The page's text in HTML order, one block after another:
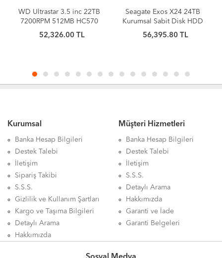
WD Ultrastar 3.5 inc 22TB
7200RPM 512MB HC570
0F48155
WUH722222ALE6L4 Sabit
52,326.00 TL
Seagate Exos X24 24TB
Kurumsal Sabit Disk HDD
SATA 6Gb/s 512MB
Önbellek 7200 RPM 512e
56,395.80 TL
Kurumsal
Banka Hesap Bilgileri
Destek Talebi
İletişim
Sipariş Takibi
S.S.S.
Gizlilik ve Kullanım Şartları
Kargo ve Taşıma Bilgileri
Detaylı Arama
Hakkımızda
Müşteri Hizmetleri
Banka Hesap Bilgileri
Destek Talebi
İletişim
S.S.S.
Detaylı Arama
Hakkımızda
Garanti ve İade
Garanti Belgeleri